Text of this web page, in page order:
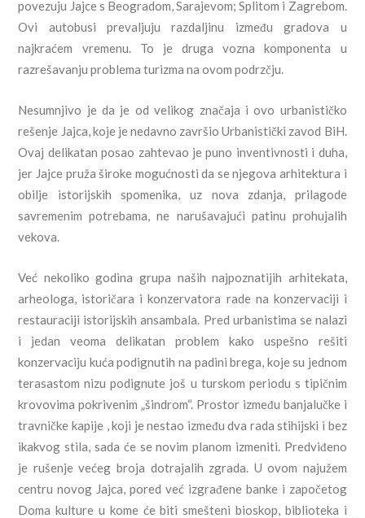
povezuju Jajce s Beogradom, Sarajevom; Splitom i Zagrebom.
Ovi autobusi prevaljuju razdaljinu između gradova u
najkraćem vremenu. To je druga vozna komponenta u
razrešavanju problema turizma na ovom podrzčju.
Nesumnjivo je da je od velikog značaja i ovo urbanističko
rešenje Jajca, koje je nedavno završio Urbanistički zavod BiH.
Ovaj delikatan posao zahtevao je puno inventivnosti i duha,
jer Jajce pruža široke mogućnosti da se njegova arhitektura i
obilje istorijskih spomenika, uz nova zdanja, prilagode
savremenim potrebama, ne narušavajući patinu prohujalih
vekova.
Već nekoliko godina grupa naših najpoznatijih arhitekata,
arheologa, istoričara i konzervatora rade na konzervaciji i
restauraciji istorijskih ansambala. Pred urbanistima se nalazi
i jedan veoma delikatan problem kako uspešno rešiti
konzervaciju kuća podignutih na padini brega, koje su jednom
terasastom nizu podignute još u turskom periodu s tipičnim
krovovima pokrivenim „šindrom“. Prostor između banjalučke i
travničke kapije , koji je nestao između dva rada stihijski i bez
ikakvog stila, sada će se novim planom izmeniti. Predviđeno
je rušenje većeg broja dotrajalih zgrada. U ovom najužem
centru novog Jajca, pored već izgrađene banke i započetog
Doma kulture u kome će biti smešteni bioskop, biblioteka i